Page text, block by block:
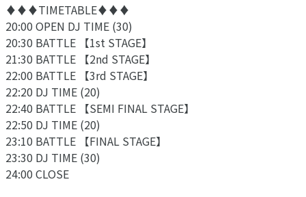
♦︎♦︎♦︎TIMETABLE♦︎♦︎♦︎
20:00 OPEN DJ TIME (30)
20:30 BATTLE 【1st STAGE】
21:30 BATTLE 【2nd STAGE】
22:00 BATTLE 【3rd STAGE】
22:20 DJ TIME (20)
22:40 BATTLE 【SEMI FINAL STAGE】
22:50 DJ TIME (20)
23:10 BATTLE 【FINAL STAGE】
23:30 DJ TIME (30)
24:00 CLOSE